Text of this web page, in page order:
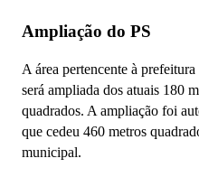
Ampliação do PS
A área pertencente à
será ampliada dos atuais 180
quadrados. A ampliação foi
que cedeu 460 metros
municipal.